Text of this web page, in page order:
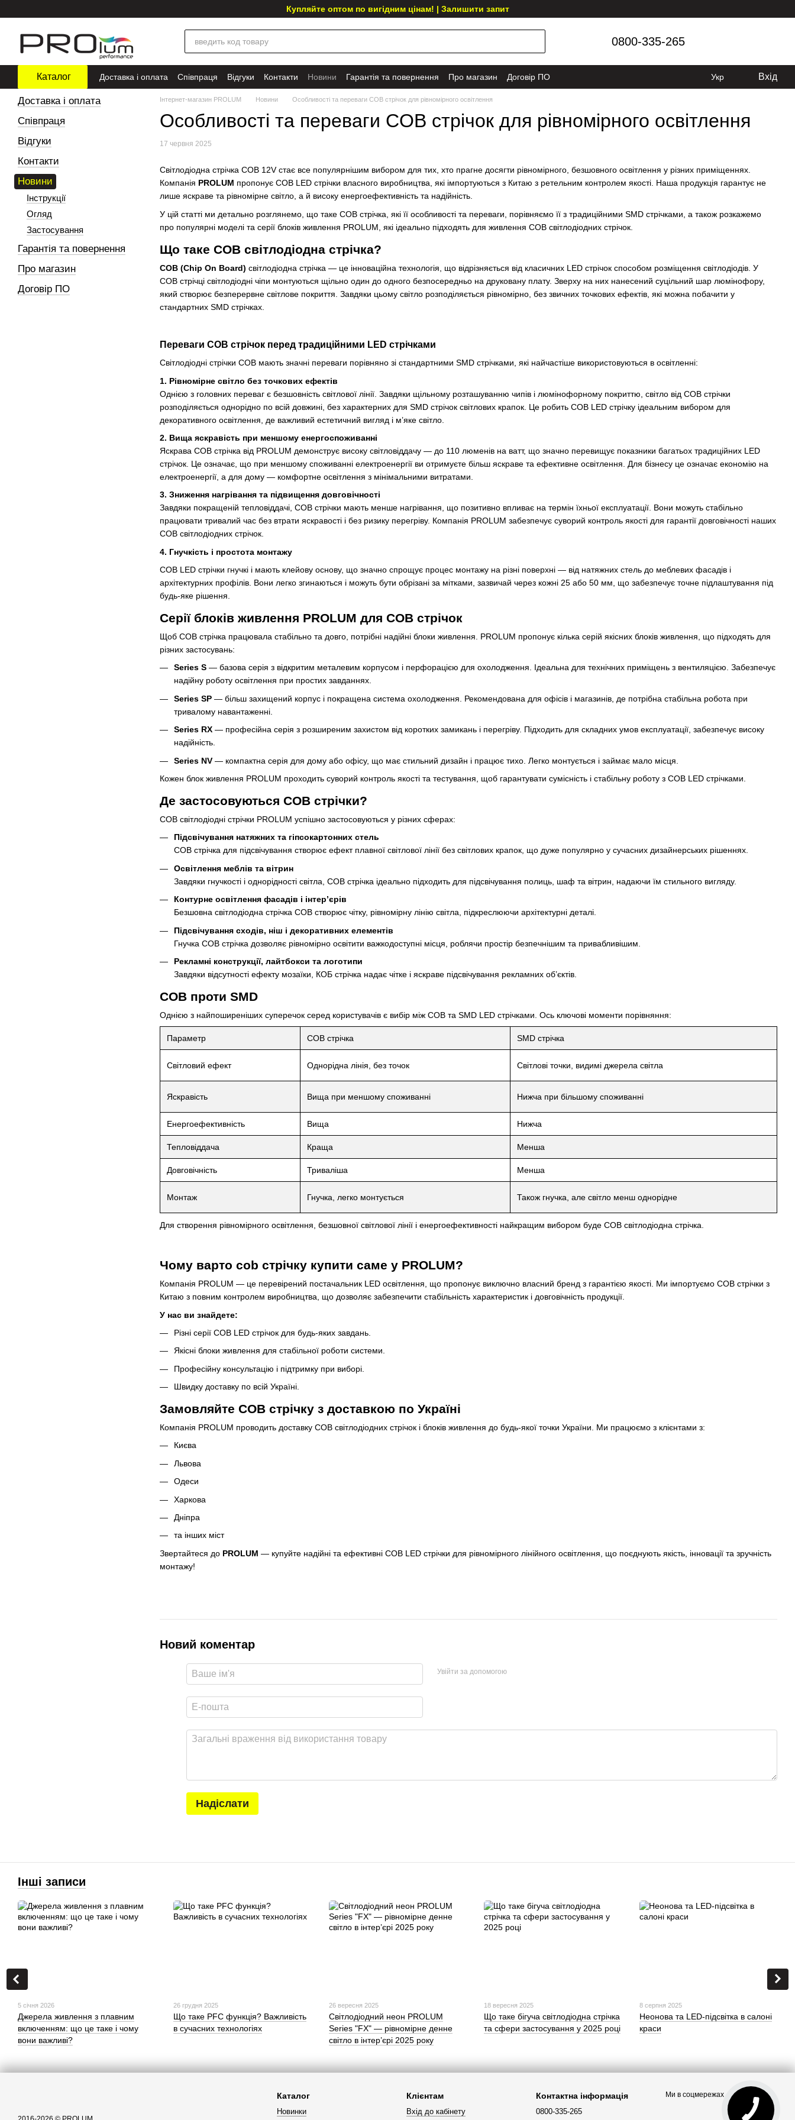
Купляйте оптом по вигідним цінам! | Залишити запит
0800-335-265
Каталог Доставка і оплата Співпраця Відгуки Контакти Новини Гарантія та повернення Про магазин Договір ПО Укр Вхід
Інтернет-магазин PROLUM Новини Особливості та переваги COB стрічок для рівномірного освітлення
Особливості та переваги COB стрічок для рівномірного освітлення
17 червня 2025
Світлодіодна стрічка COB 12V стає все популярнішим вибором для тих, хто прагне досягти рівномірного, безшовного освітлення у різних приміщеннях.
Компанія PROLUM пропонує COB LED стрічки власного виробництва, які імпортуються з Китаю з ретельним контролем якості. Наша продукція гарантує не
лише яскраве та рівномірне світло, а й високу енергоефективність та надійність.
У цій статті ми детально розглянемо, що таке COB стрічка, які її особливості та переваги, порівняємо її з традиційними SMD стрічками, а також розкажемо
про популярні моделі та серії блоків живлення PROLUM, які ідеально підходять для живлення COB світлодіодних стрічок.
Що таке COB світлодіодна стрічка?
COB (Chip On Board) світлодіодна стрічка — це інноваційна технологія, що відрізняється від класичних LED стрічок способом розміщення світлодіодів. У
COB стрічці світлодіодні чіпи монтуються щільно один до одного безпосередньо на друковану плату. Зверху на них нанесений суцільний шар люмінофору,
який створює безперервне світлове покриття. Завдяки цьому світло розподіляється рівномірно, без звичних точкових ефектів, які можна побачити у
стандартних SMD стрічках.
Переваги COB стрічок перед традиційними LED стрічками
Світлодіодні стрічки COB мають значні переваги порівняно зі стандартними SMD стрічками, які найчастіше використовуються в освітленні:
1. Рівномірне світло без точкових ефектів
Однією з головних переваг є безшовність світлової лінії. Завдяки щільному розташуванню чипів і люмінофорному покриттю, світло від COB стрічки
розподіляється однорідно по всій довжині, без характерних для SMD стрічок світлових крапок. Це робить COB LED стрічку ідеальним вибором для
декоративного освітлення, де важливий естетичний вигляд і м’яке світло.
2. Вища яскравість при меншому енергоспоживанні
Яскрава COB стрічка від PROLUM демонструє високу світловіддачу — до 110 люменів на ватт, що значно перевищує показники багатьох традиційних LED
стрічок. Це означає, що при меншому споживанні електроенергії ви отримуєте більш яскраве та ефективне освітлення. Для бізнесу це означає економію на
електроенергії, а для дому — комфортне освітлення з мінімальними витратами.
3. Зниження нагрівання та підвищення довговічності
Завдяки покращеній тепловіддачі, COB стрічки мають менше нагрівання, що позитивно впливає на термін їхньої експлуатації. Вони можуть стабільно
працювати тривалий час без втрати яскравості і без ризику перегріву. Компанія PROLUM забезпечує суворий контроль якості для гарантії довговічності наших
COB світлодіодних стрічок.
4. Гнучкість і простота монтажу
COB LED стрічки гнучкі і мають клейову основу, що значно спрощує процес монтажу на різні поверхні — від натяжних стель до меблевих фасадів і
архітектурних профілів. Вони легко згинаються і можуть бути обрізані за мітками, зазвичай через кожні 25 або 50 мм, що забезпечує точне підлаштування під
будь-яке рішення.
Серії блоків живлення PROLUM для COB стрічок
Щоб COB стрічка працювала стабільно та довго, потрібні надійні блоки живлення. PROLUM пропонує кілька серій якісних блоків живлення, що підходять для
різних застосувань:
Series S — базова серія з відкритим металевим корпусом і перфорацією для охолодження. Ідеальна для технічних приміщень з вентиляцією. Забезпечує
надійну роботу освітлення при простих завданнях.
Series SP — більш захищений корпус і покращена система охолодження. Рекомендована для офісів і магазинів, де потрібна стабільна робота при
тривалому навантаженні.
Series RX — професійна серія з розширеним захистом від коротких замикань і перегріву. Підходить для складних умов експлуатації, забезпечує високу
надійність.
Series NV — компактна серія для дому або офісу, що має стильний дизайн і працює тихо. Легко монтується і займає мало місця.
Кожен блок живлення PROLUM проходить суворий контроль якості та тестування, щоб гарантувати сумісність і стабільну роботу з COB LED стрічками.
Де застосовуються COB стрічки?
COB світлодіодні стрічки PROLUM успішно застосовуються у різних сферах:
Підсвічування натяжних та гіпсокартонних стель
COB стрічка для підсвічування створює ефект плавної світлової лінії без світлових крапок, що дуже популярно у сучасних дизайнерських рішеннях.
Освітлення меблів та вітрин
Завдяки гнучкості і однорідності світла, COB стрічка ідеально підходить для підсвічування полиць, шаф та вітрин, надаючи їм стильного вигляду.
Контурне освітлення фасадів і інтер’єрів
Безшовна світлодіодна стрічка COB створює чітку, рівномірну лінію світла, підкреслюючи архітектурні деталі.
Підсвічування сходів, ніш і декоративних елементів
Гнучка COB стрічка дозволяє рівномірно освітити важкодоступні місця, роблячи простір безпечнішим та привабливішим.
Рекламні конструкції, лайтбокси та логотипи
Завдяки відсутності ефекту мозаїки, КОБ стрічка надає чітке і яскраве підсвічування рекламних об’єктів.
COB проти SMD
Однією з найпоширеніших суперечок серед користувачів є вибір між COB та SMD LED стрічками. Ось ключові моменти порівняння:
Параметр COB стрічка SMD стрічка
Світловий ефект Однорідна лінія, без точок Світлові точки, видимі джерела світла
Яскравість Вища при меншому споживанні Нижча при більшому споживанні
Енергоефективність Вища Нижча
Тепловіддача Краща Менша
Довговічність Триваліша Менша
Монтаж Гнучка, легко монтується Також гнучка, але світло менш однорідне
Для створення рівномірного освітлення, безшовної світлової лінії і енергоефективності найкращим вибором буде COB світлодіодна стрічка.
Чому варто cob стрічку купити саме у PROLUM?
Компанія PROLUM — це перевірений постачальник LED освітлення, що пропонує виключно власний бренд з гарантією якості. Ми імпортуємо COB стрічки з
Китаю з повним контролем виробництва, що дозволяє забезпечити стабільність характеристик і довговічність продукції.
У нас ви знайдете:
Різні серії COB LED стрічок для будь-яких завдань.
Якісні блоки живлення для стабільної роботи системи.
Професійну консультацію і підтримку при виборі.
Швидку доставку по всій Україні.
Замовляйте COB стрічку з доставкою по Україні
Компанія PROLUM проводить доставку COB світлодіодних стрічок і блоків живлення до будь-якої точки України. Ми працюємо з клієнтами з:
Києва
Львова
Одеси
Харкова
Дніпра
та інших міст
Звертайтеся до PROLUM — купуйте надійні та ефективні COB LED стрічки для рівномірного лінійного освітлення, що поєднують якість, інновації та зручність
монтажу!
Новий коментар
Увійти за допомогою
Надіслати
Доставка і оплата
Співпраця
Відгуки
Контакти
Новини
Інструкції
Огляд
Застосування
Гарантія та повернення
Про магазин
Договір ПО
Інші записи
5 січня 2026
Джерела живлення з плавним
включенням: що це таке і чому
вони важливі?
26 грудня 2025
Що таке PFC функція? Важливість
в сучасних технологіях
26 вересня 2025
Світлодіодний неон PROLUM
Series "FX" — рівномірне денне
світло в інтер’єрі 2025 року
18 вересня 2025
Що таке бігуча світлодіодна стрічка
та сфери застосування у 2025 році
8 серпня 2025
Неонова та LED-підсвітка в салоні
краси
Каталог
Новинки
Клієнтам
Вхід до кабінету
Контактна інформація
0800-335-265
Ми в соцмережах